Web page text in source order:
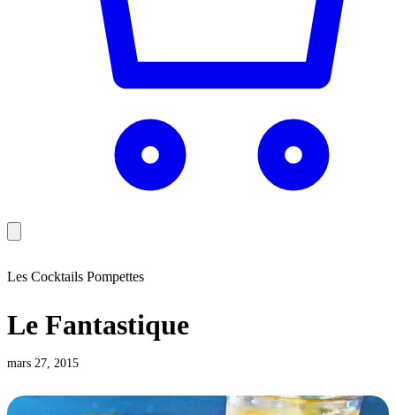
Les Cocktails Pompettes
Le Fantastique
mars 27, 2015